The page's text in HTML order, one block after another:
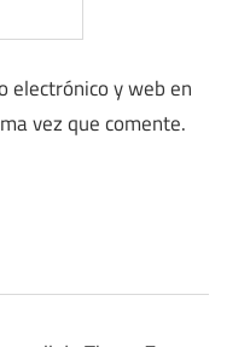
electrónico y web en
vez que comente.